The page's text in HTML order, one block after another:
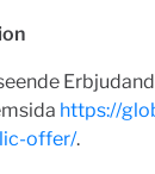
https://
offer/.